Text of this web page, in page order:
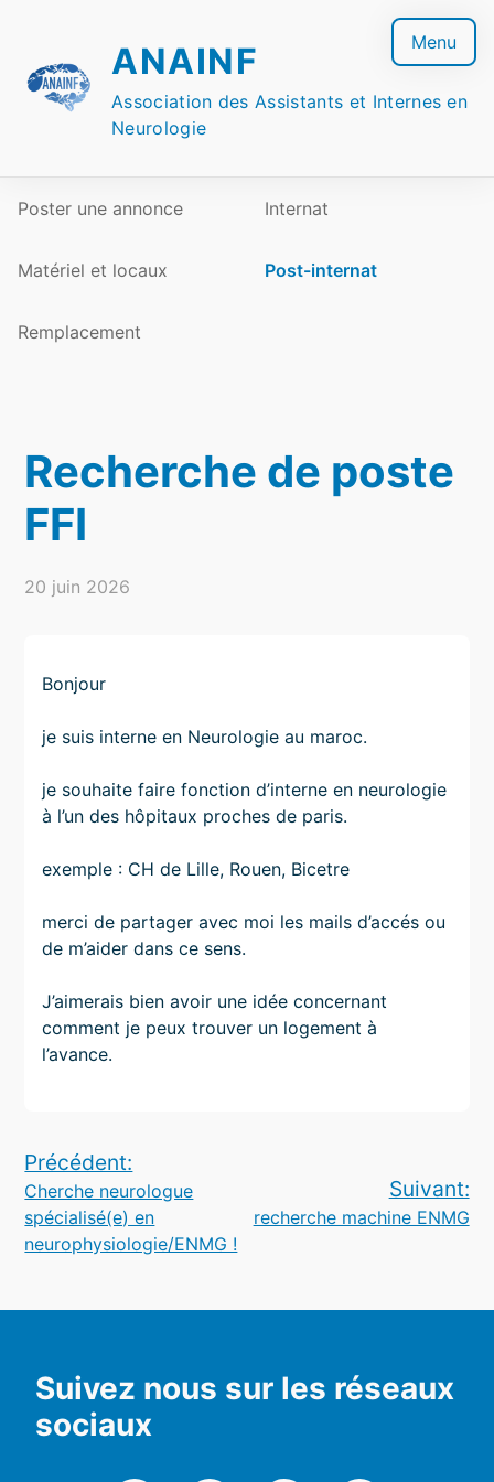
content
ANAINF
Association des Assistants et Internes en
Neurologie
Menu
Poster une annonce Internat
Matériel et locaux Post-internat
Remplacement
Recherche de poste
FFI
20 juin 2026
Bonjour
je suis interne en Neurologie au maroc.
je souhaite faire fonction d’interne en neurologie
à l’un des hôpitaux proches de paris.
exemple : CH de Lille, Rouen, Bicetre
merci de partager avec moi les mails d’accés ou
de m’aider dans ce sens.
J’aimerais bien avoir une idée concernant
comment je peux trouver un logement à
l’avance.
Navigation
de
l’article
Précédent:
Cherche neurologue
spécialisé(e) en
neurophysiologie/ENMG !
Suivant:
recherche machine ENMG
Suivez nous sur les réseaux
sociaux